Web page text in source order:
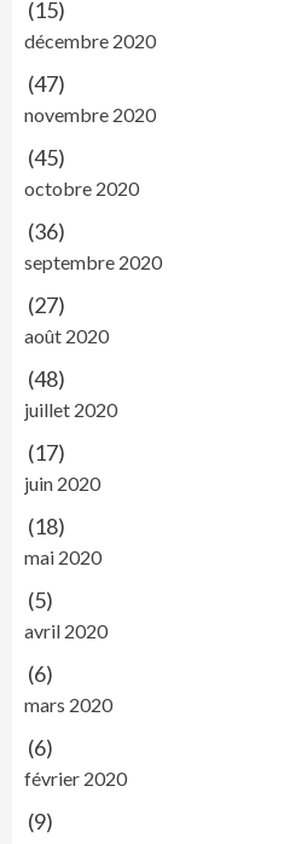
(15)
décembre 2020
(47)
novembre 2020
(45)
octobre 2020
(36)
septembre 2020
(27)
août 2020
(48)
juillet 2020
(17)
juin 2020
(18)
mai 2020
(5)
avril 2020
(6)
mars 2020
(6)
février 2020
(9)